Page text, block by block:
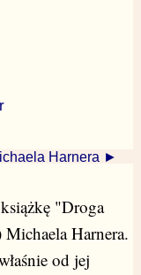
Harnera ►
"Droga
Michaela Harnera.
od jej